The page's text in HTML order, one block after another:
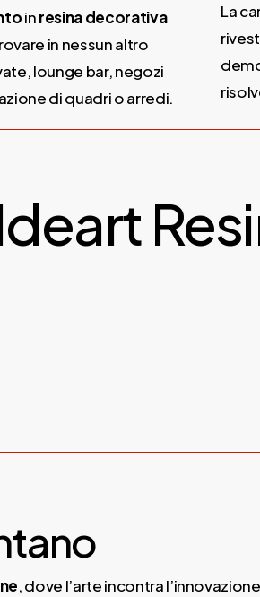
inresina decorativa
in nessun altro
lounge bar, negozi
di quadri o arredi.
La
, dove l’arte incontra